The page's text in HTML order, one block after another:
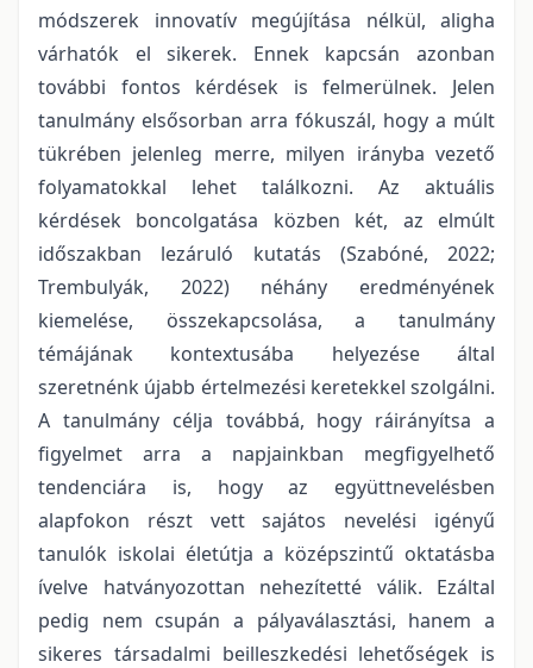
módszerek innovatív megújítása nélkül, aligha
várhatók el sikerek. Ennek kapcsán azonban
további fontos kérdések is felmerülnek. Jelen
tanulmány elsősorban arra fókuszál, hogy a múlt
tükrében jelenleg merre, milyen irányba vezető
folyamatokkal lehet találkozni. Az aktuális
kérdések boncolgatása közben két, az elmúlt
időszakban lezáruló kutatás (Szabóné, 2022;
Trembulyák, 2022) néhány eredményének
kiemelése, összekapcsolása, a tanulmány
témájának kontextusába helyezése által
szeretnénk újabb értelmezési keretekkel szolgálni.
A tanulmány célja továbbá, hogy ráirányítsa a
figyelmet arra a napjainkban megfigyelhető
tendenciára is, hogy az együttnevelésben
alapfokon részt vett sajátos nevelési igényű
tanulók iskolai életútja a középszintű oktatásba
ívelve hatványozottan nehezítetté válik. Ezáltal
pedig nem csupán a pályaválasztási, hanem a
sikeres társadalmi beilleszkedési lehetőségek is